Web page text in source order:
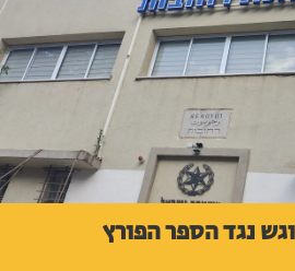
נגד הספר הפורץ